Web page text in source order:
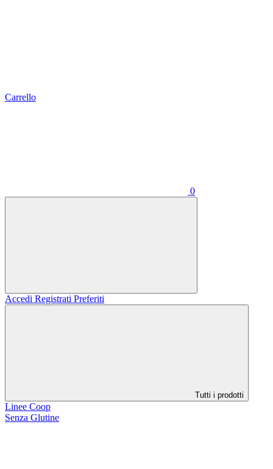
Carrello
0
Accedi Registrati Preferiti
Tutti i prodotti
Linee Coop
Senza Glutine